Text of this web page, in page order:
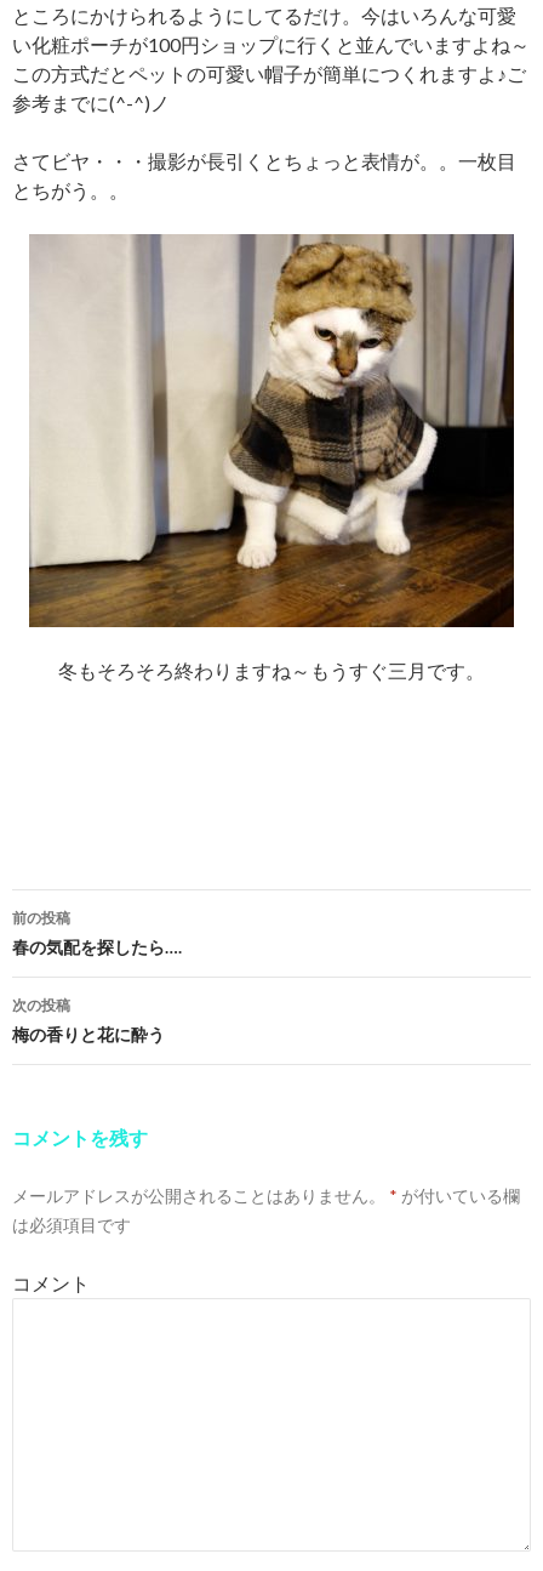
ところにかけられるようにしてるだけ。今はいろんな可愛
い化粧ポーチが100円ショップに行くと並んでいますよね～
この方式だとペットの可愛い帽子が簡単につくれますよ♪ご
参考までに(^-^)ノ
さてビヤ・・・撮影が長引くとちょっと表情が。。一枚目
とちがう。。
冬もそろそろ終わりますね～もうすぐ三月です。
投
稿
ナ
ゲ
シ
ン
前の投稿
春の気配を探したら….
次の投稿
梅の香りと花に酔う
コメントを残す
メールアドレスが公開されることはありません。 * が付いている欄
は必須項目です
コメント